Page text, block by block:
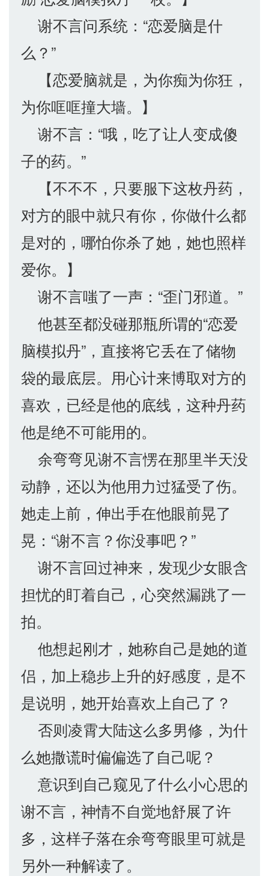
谢不言问系统：“恋爱脑是什
么？”
【恋爱脑就是，为你痴为你狂，
为你哐哐撞大墙。】
谢不言：“哦，吃了让人变成傻
子的药。”
【不不不，只要服下这枚丹药，
对方的眼中就只有你，你做什么都
是对的，哪怕你杀了她，她也照样
爱你。】
谢不言嗤了一声：“歪门邪道。”
他甚至都没碰那瓶所谓的“恋爱
脑模拟丹”，直接将它丢在了储物
袋的最底层。用心计来博取对方的
喜欢，已经是他的底线，这种丹药
他是绝不可能用的。
余弯弯见谢不言愣在那里半天没
动静，还以为他用力过猛受了伤。
她走上前，伸出手在他眼前晃了
晃：“谢不言？你没事吧？”
谢不言回过神来，发现少女眼含
担忧的盯着自己，心突然漏跳了一
拍。
他想起刚才，她称自己是她的道
侣，加上稳步上升的好感度，是不
是说明，她开始喜欢上自己了？
否则凌霄大陆这么多男修，为什
么她撒谎时偏偏选了自己呢？
意识到自己窥见了什么小心思的
谢不言，神情不自觉地舒展了许
多，这样子落在余弯弯眼里可就是
另外一种解读了。